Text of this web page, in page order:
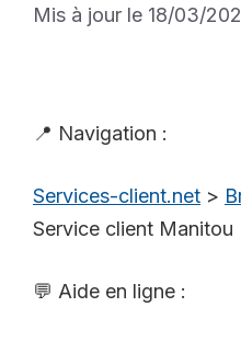
Mis à jour le 18/03/
📍 Navigation :
Services-client.net >
Service client Manitou
💬 Aide en ligne :